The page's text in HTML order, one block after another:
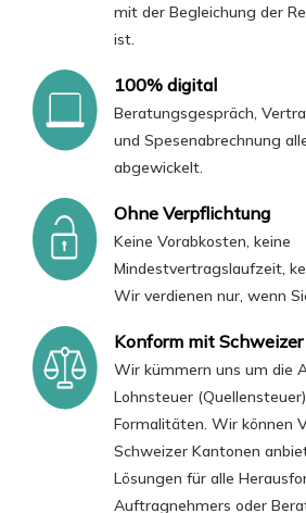
mit der Begleichung der
ist.
100% digital
Beratungsgespräch,
und Spesenabrechnung
abgewickelt.
Ohne Verpflichtung
Keine Vorabkosten, keine
Mindestvertragslaufzeit,
Wir verdienen nur, wenn
Konform mit
Wir kümmern uns um die
Lohnsteuer
Formalitäten. Wir können
Schweizer Kantonen
Lösungen für alle
Auftragnehmers oder